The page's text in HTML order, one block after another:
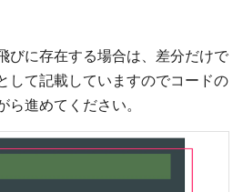
びに存在する場合は、差分だけで
して記載していますのでコードの
進めてください。